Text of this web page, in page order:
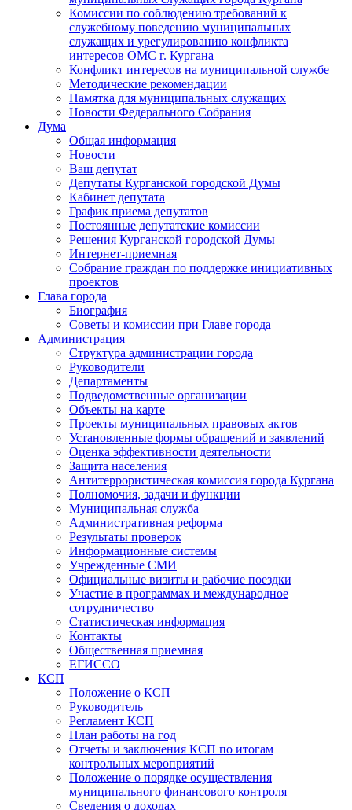
Комиссии по соблюдению требований к
служебному поведению муниципальных
служащих и урегулированию конфликта
интересов ОМС г. Кургана
Конфликт интересов на муниципальной службе
Методические рекомендации
Памятка для муниципальных служащих
Новости Федерального Cобрания
Дума
Общая информация
Новости
Ваш депутат
Депутаты Курганской городской Думы
Кабинет депутата
График приема депутатов
Постоянные депутатские комиссии
Решения Курганской городской Думы
Интернет-приемная
Собрание граждан по поддержке инициативных
проектов
Глава города
Биография
Советы и комиссии при Главе города
Администрация
Структура администрации города
Руководители
Департаменты
Подведомственные организации
Объекты на карте
Проекты муниципальных правовых актов
Установленные формы обращений и заявлений
Оценка эффективности деятельности
Защита населения
Антитеррористическая комиссия города Кургана
Полномочия, задачи и функции
Муниципальная служба
Административная реформа
Результаты проверок
Информационные системы
Учрежденные СМИ
Официальные визиты и рабочие поездки
Участие в программах и международное
сотрудничество
Статистическая информация
Контакты
Общественная приемная
ЕГИССО
КСП
Положение о КСП
Руководитель
Регламент КСП
План работы на год
Отчеты и заключения КСП по итогам
контрольных мероприятий
Положение о порядке осуществления
муниципального финансового контроля
Сведения о доходах